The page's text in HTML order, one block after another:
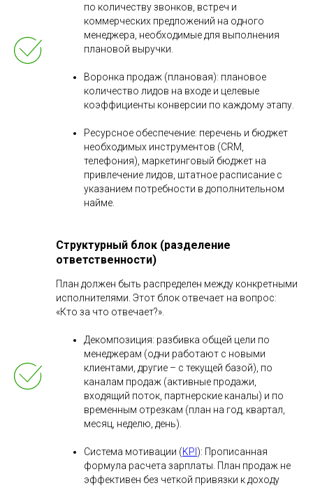
по количеству звонков, встреч и
коммерческих предложений на одного
менеджера, необходимые для выполнения
плановой выручки.
Воронка продаж (плановая): плановое
количество лидов на входе и целевые
коэффициенты конверсии по каждому этапу.
Ресурсное обеспечение: перечень и бюджет
необходимых инструментов (CRM,
телефония), маркетинговый бюджет на
привлечение лидов, штатное расписание с
указанием потребности в дополнительном
найме.
Структурный блок (разделение
ответственности)
План должен быть распределен между конкретными
исполнителями. Этот блок отвечает на вопрос:
«Кто за что отвечает?».
Декомпозиция: разбивка общей цели по
менеджерам (одни работают с новыми
клиентами, другие – с текущей базой), по
каналам продаж (активные продажи,
входящий поток, партнерские каналы) и по
временным отрезкам (план на год, квартал,
месяц, неделю, день).
Система мотивации (KPI): Прописанная
формула расчета зарплаты. План продаж не
эффективен без четкой привязки к доходу